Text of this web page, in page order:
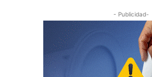
- Publicidad-